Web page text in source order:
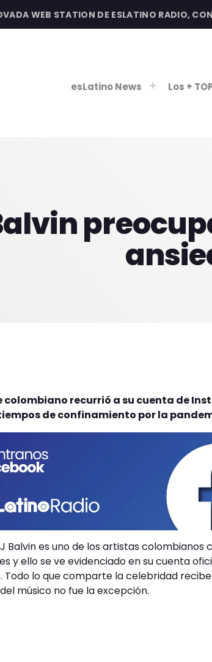
WEB STATION DE ESLATINO RADIO, CON
esLatino News Los +
VIERNES
colombiano recurrió a su cuenta de
de confinamiento por la
Balvin es uno de los artistas colombianos
y ello se ve evidenciado en su cuenta
Todo lo que comparte la celebridad
músico no fue la excepción.